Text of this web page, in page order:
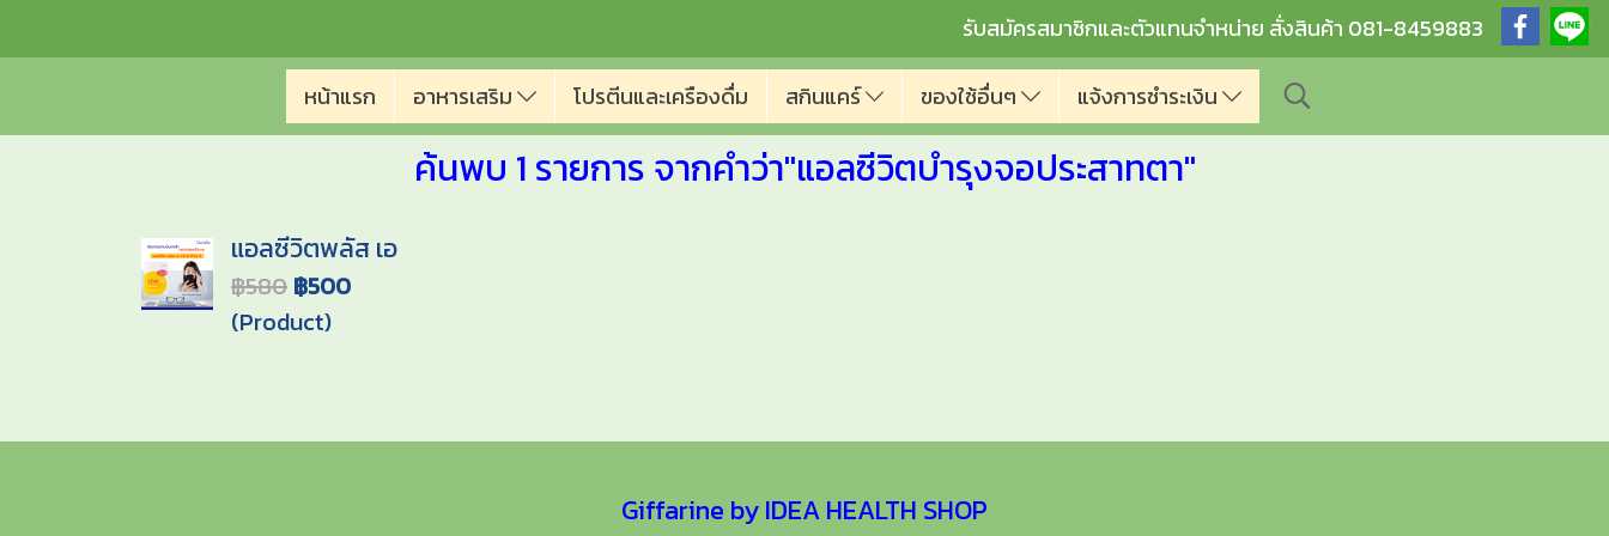
รับสมัครสมาชิกและตัวแทนจำหน่าย สั่งสินค้า 081-8459883
หน้าแรก อาหารเสริม โปรตีนและเครืองดื่ม สกินแคร์ ของใช้อื่นๆ แจ้งการชำระเงิน
ค้นพบ 1 รายการ จากคำว่า"แอลซีวิตบำรุงจอประสาทตา"
แอลซีวิตพลัส เอ
฿580 ฿500
(Product)
Giffarine by IDEA HEALTH SHOP